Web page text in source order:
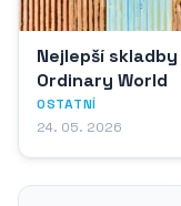
Nejlepší skladby
Ordinary World
OSTATNÍ
24. 05. 2026